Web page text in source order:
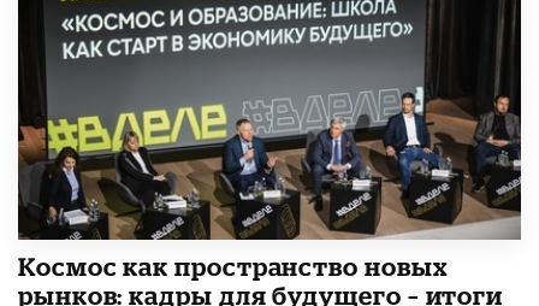
Космос как пространство новых
рынков: кадры для будущего – итоги